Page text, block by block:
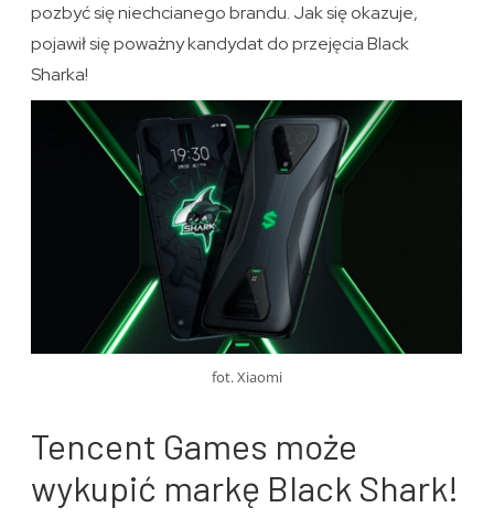
pozbyć się niechcianego brandu. Jak się okazuje,
pojawił się poważny kandydat do przejęcia Black
Sharka!
fot. Xiaomi
Tencent Games może
wykupić markę Black Shark!